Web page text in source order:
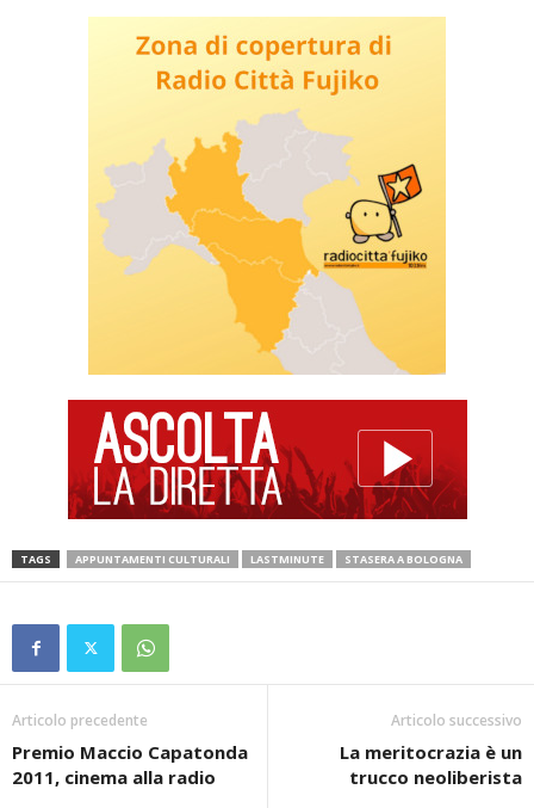
TAGS APPUNTAMENTI CULTURALI LASTMINUTE STASERA A BOLOGNA
Articolo precedente
Premio Maccio Capatonda
2011, cinema alla radio
Articolo successivo
La meritocrazia è un
trucco neoliberista